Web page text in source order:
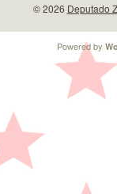
© 2026 Deputado
Powered by